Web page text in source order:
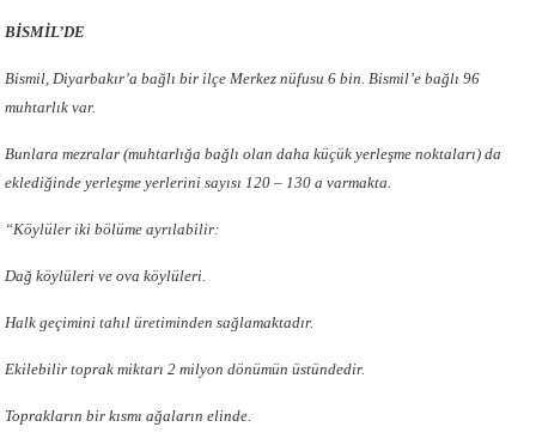
BİSMİL’DE
Bismil, Diyarbakır’a bağlı bir ilçe Merkez nüfusu 6 bin. Bismil’e bağlı 96
muhtarlık var.
Bunlara mezralar (muhtarlığa bağlı olan daha küçük yerleşme noktaları) da
eklediğinde yerleşme yerlerini sayısı 120 – 130 a varmakta.
“Köylüler iki bölüme ayrılabilir:
Dağ köylüleri ve ova köylüleri.
Halk geçimini tahıl üretiminden sağlamaktadır.
Ekilebilir toprak miktarı 2 milyon dönümün üstündedir.
Toprakların bir kısmı ağaların elinde.